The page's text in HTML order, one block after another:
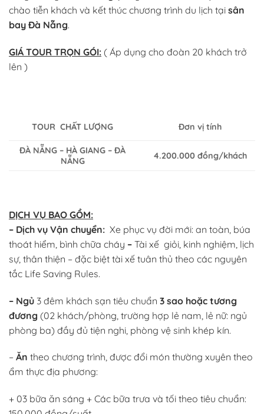
chào tiễn khách và kết thúc chương trình du lịch tại sân
bay Đà Nẵng.
GIÁ TOUR TRỌN GÓI: ( Áp dụng cho đoàn 20 khách trở
lên )
TOUR CHẤT LƯỢNG Đơn vị tính
ĐÀ NẴNG – HÀ GIANG – ĐÀ
NẴNG
4.200.000 đồng/khách
DỊCH VỤ BAO GỒM:
– Dịch vụ Vận chuyển: Xe phục vụ đời mới: an toàn, búa
thoát hiểm, bình chữa cháy – Tài xế giỏi, kinh nghiệm, lịch
sự, thân thiện – đặc biệt tài xế tuân thủ theo các nguyên
tắc Life Saving Rules.
– Ngủ 3 đêm khách sạn tiêu chuẩn 3 sao hoặc tương
đương (02 khách/phòng, trường hợp lẻ nam, lẻ nữ: ngủ
phòng ba) đầy đủ tiện nghi, phòng vệ sinh khép kín.
– Ăn theo chương trình, được đổi món thường xuyên theo
ẩm thực địa phương:
+ 03 bữa ăn sáng + Các bữa trưa và tối theo tiêu chuẩn: